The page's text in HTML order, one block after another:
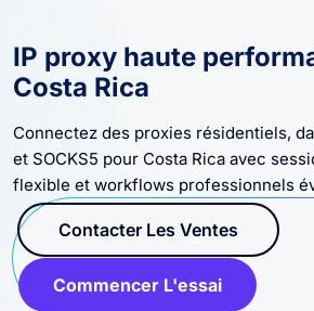
IP proxy haute
Costa Rica
Connectez des proxies résidentiels,
et SOCKS5 pour Costa Rica avec
flexible et workflows professionnels